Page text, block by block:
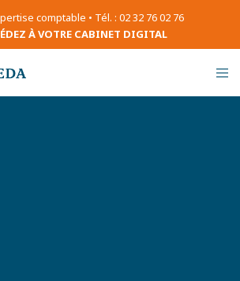
comptable • Tél. : 02 32 76 02 76
À VOTRE CABINET DIGITAL